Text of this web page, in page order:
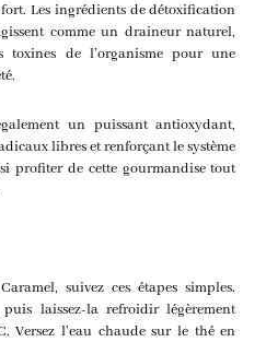
Les ingrédients de détoxification
comme un draineur naturel,
toxines de l’organisme pour une
un puissant antioxydant,
libres et renforçant le système
profiter de cette gourmandise tout
suivez ces étapes simples.
laissez-la refroidir légèrement
Versez l’eau chaude sur le thé en